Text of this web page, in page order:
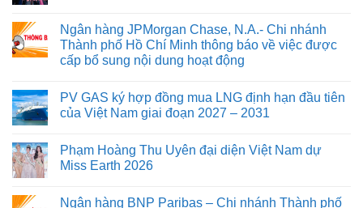
Ngân hàng JPMorgan Chase, N.A.- Chi nhánh
Thành phố Hồ Chí Minh thông báo về việc được
cấp bổ sung nội dung hoạt động
PV GAS ký hợp đồng mua LNG định hạn đầu tiên
của Việt Nam giai đoạn 2027 – 2031
Phạm Hoàng Thu Uyên đại diện Việt Nam dự
Miss Earth 2026
Ngân hàng BNP Paribas – Chi nhánh Thành phố